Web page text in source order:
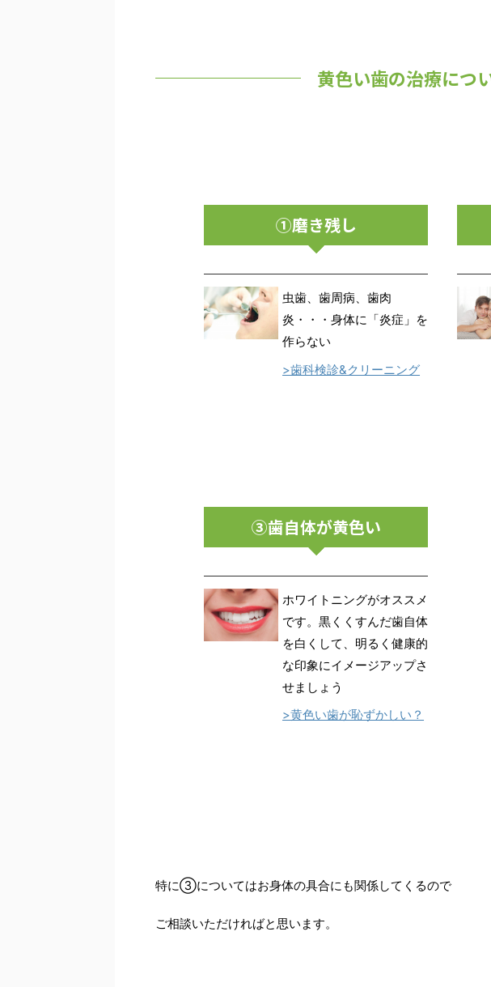
黄色い歯の治療につ
①磨き残し
虫歯、歯周病、歯肉
炎・・・身体に「炎症」を
作らない
>歯科検診&クリーニング
③歯自体が黄色い
ホワイトニングがオススメ
です。黒くくすんだ歯自体
を白くして、明るく健康的
な印象にイメージアップさ
せましょう
>黄色い歯が恥ずかしい？
特に③についてはお身体の具合にも関係してくるので
ご相談いただければと思います。